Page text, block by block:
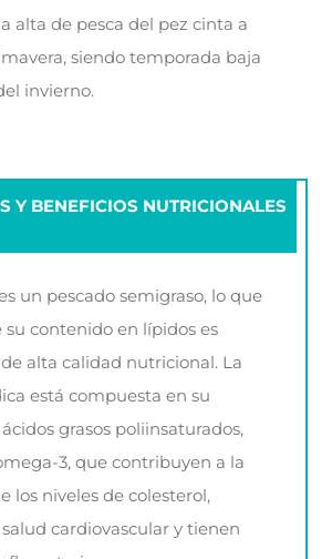
alta de pesca del pez cinta a
siendo temporada baja
invierno.
Y BENEFICIOS NUTRICIONALES
un pescado semigraso, lo que
contenido en lípidos es
alta calidad nutricional. La
está compuesta en su
grasos poliinsaturados,
3, que contribuyen a la
los niveles de colesterol,
cardiovascular y tienen